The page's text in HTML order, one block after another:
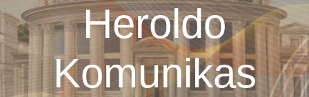
Heroldo
Komunikas